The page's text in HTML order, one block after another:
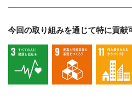
今回の取り組みを通じて特に貢献